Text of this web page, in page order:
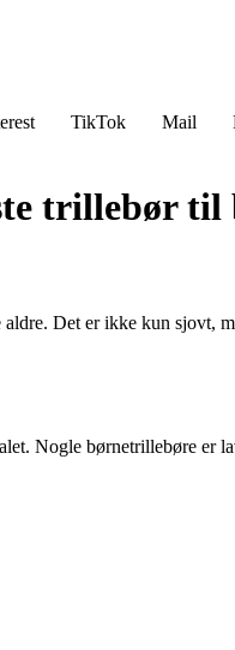
TikTok Mail
trillebør til
Det er ikke kun
Nogle børnetrillebøre er